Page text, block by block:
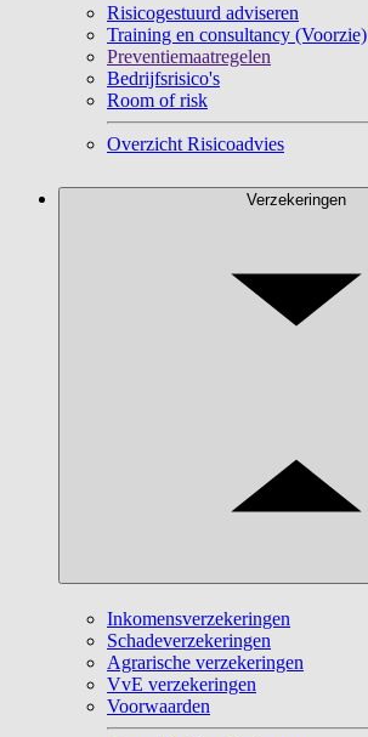
Risicogestuurd adviseren
Training en consultancy (Voorzie)
Preventiemaatregelen
Bedrijfsrisico's
Room of risk
Overzicht Risicoadvies
Verzekeringen
Inkomensverzekeringen
Schadeverzekeringen
Agrarische verzekeringen
VvE verzekeringen
Voorwaarden